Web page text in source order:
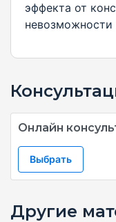
эффекта от
невозможности
Онлайн
Выбрать
Другие